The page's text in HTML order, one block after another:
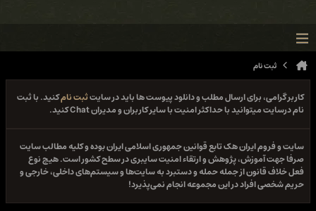
ثبت نام
کاربر گرامی، برای ارسال مطلب و دانلود پیوست ها باید در سایتثبت نامکنید. با ثبت
نام درسایت میتوانید با حداکثر امنیت با سایر کاربران و مدیران Chat کنید.
سایت و فروم ایران هک تابع قوانین جمهوری اسلامی ایران بوده و کلیه مطالب سایت
صرفا جهت آموزش، پژوهش و ارتقاء امنیت سایبری در سطح کشور است. هیچ نوع
فعل خلاف قانون از جمله حمله و دستبرد به سایت‌ها و سیستم‌های داخلی، خارجی و
حریم شخصی افراد در این مجموعه انجام نمی‌پذیرد!